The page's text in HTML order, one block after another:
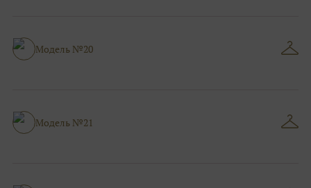
Модель №20
Модель №21